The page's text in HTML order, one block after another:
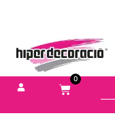
0